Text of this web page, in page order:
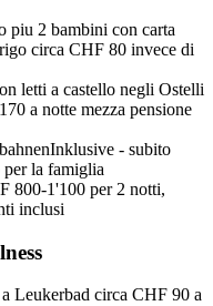
piu 2 bambini con carta
circa CHF 80 invece di
letti a castello negli Ostelli
a notte mezza pensione
- subito
la famiglia
800-1'100 per 2 notti,
inclusi
Leukerbad circa CHF 90 a